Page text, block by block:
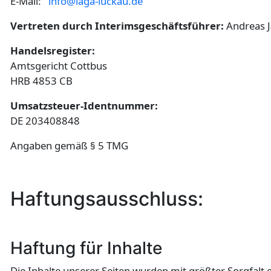
Vertreten durch Interimsgeschäftsführer: Andreas
Handelsregister:
Amtsgericht Cottbus
HRB 4853 CB
Umsatzsteuer-Identnummer:
DE 203408848
Angaben gemäß § 5 TMG
Haftungsausschluss:
Haftung für Inhalte